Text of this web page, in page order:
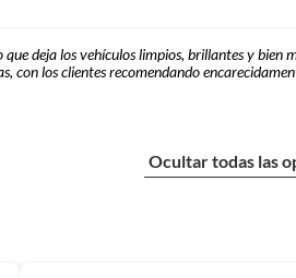
deja los vehículos limpios, brillantes y
los clientes recomendando
Ocultar todas las